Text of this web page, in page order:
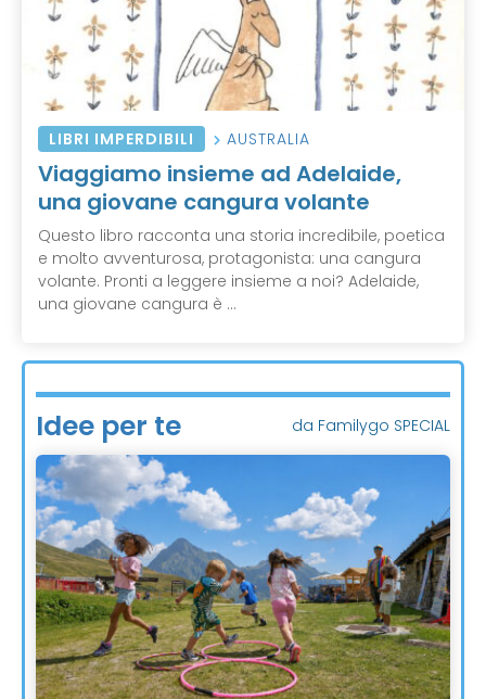
LIBRI IMPERDIBILI AUSTRALIA
Viaggiamo insieme ad Adelaide,
una giovane cangura volante
Questo libro racconta una storia incredibile, poetica
e molto avventurosa, protagonista: una cangura
volante. Pronti a leggere insieme a noi? Adelaide,
una giovane cangura è ...
Idee per te da Familygo SPECIAL